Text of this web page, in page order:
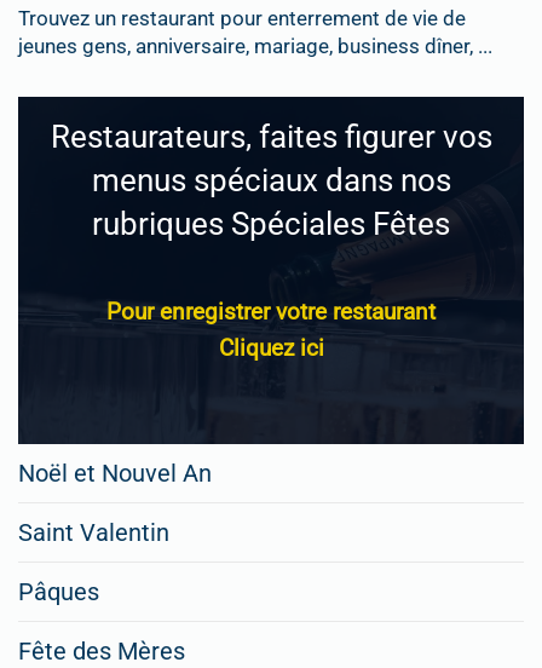
Trouvez un restaurant pour enterrement de vie de
jeunes gens, anniversaire, mariage, business dîner, ...
Restaurateurs, faites figurer vos
menus spéciaux dans nos
rubriques Spéciales Fêtes
Pour enregistrer votre restaurant
Cliquez ici
Noël et Nouvel An
Saint Valentin
Pâques
Fête des Mères